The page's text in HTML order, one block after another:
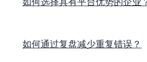
如何通过复盘减少重复错误？